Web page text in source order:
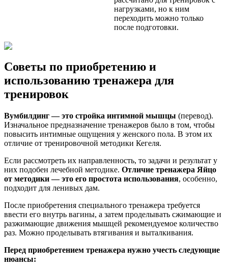
нагрузками, но к ним
переходить можно только
после подготовки.
Советы по приобретению и
использованию тренажера для
тренировок
Вумбилдинг — это стройка интимной мышцы (перевод).
Изначальное предназначение тренажеров было в том, чтобы
повысить интимные ощущения у женского пола. В этом их
отличие от тренировочной методики Кегеля.
Если рассмотреть их направленность, то задачи и результат у
них подобен лечебной методике. Отличие тренажера Яйцо
от методики — это его простота использования, особенно,
подходит для ленивых дам.
После приобретения специального тренажера требуется
ввести его внутрь вагины, а затем проделывать сжимающие и
разжимающие движения мышцей рекомендуемое количество
раз. Можно проделывать втягивания и выталкивания.
Перед приобретением тренажера нужно учесть следующие
нюансы: